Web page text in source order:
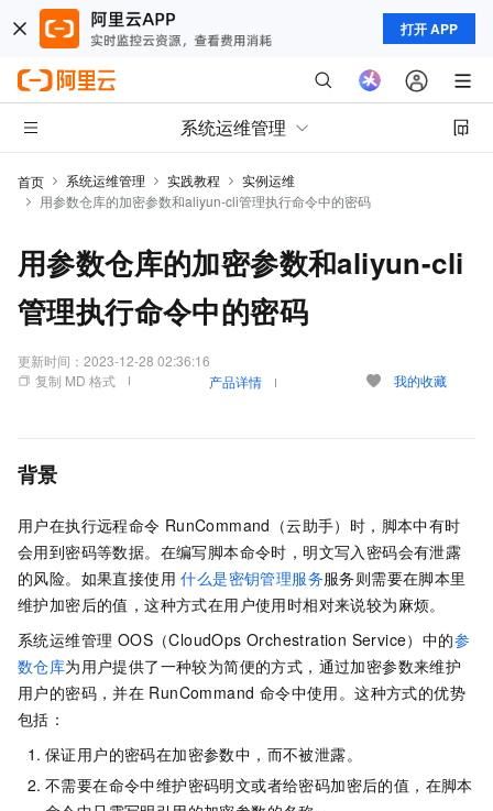
打开 APP
系统运维管理
首页 系统运维管理 实践教程
实例运维
用参数仓库的加密参数和aliyun-cli管理执行命令中的密码
用参数仓库的加密参数和aliyun-cli
管理执行命令中的密码
更新时间： 2023-12-28 02:36:16
复制 MD 格式
产品详情 我的收藏
背景
用户在执行远程命令 RunCommand（云助手）时，脚本中有时
会用到密码等数据。在编写脚本命令时，明文写入密码会有泄露
的风险。如果直接使用什么是密钥管理服务服务则需要在脚本里
维护加密后的值，这种方式在用户使用时相对来说较为麻烦。
系统运维管理 OOS（CloudOps Orchestration Service） 中的参
数仓库为用户提供了一种较为简便的方式，通过加密参数来维护
用户的密码，并在 RunCommand 命令中使用。这种方式的优势
包括：
保证用户的密码在加密参数中，而不被泄露。
不需要在命令中维护密码明文或者给密码加密后的值，在脚本